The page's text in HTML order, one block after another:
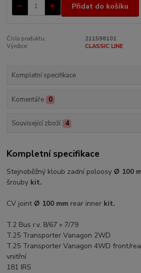
Přidat do košíku
Číslo produktu:
211598101
Výrobce:
CLASSIC LINE
Kompletní specifikace
Komentáře 0
Související zboží 4
Kompletní specifikace
Stejnoběžný kloub zadní poloosy Ø 100
šrouby kit.
CV joint Ø 100 mm rear inner kit.
T.2 Bus r.v. 8/67 » 7/79
T.25 Transporter Vanagon 2WD
T.25 Transporter Vanagon 4WD front/
vnitřní
181 IRS